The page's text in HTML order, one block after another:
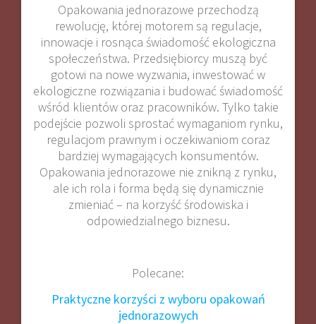
Opakowania jednorazowe przechodzą
rewolucję, której motorem są regulacje,
innowacje i rosnąca świadomość ekologiczna
społeczeństwa. Przedsiębiorcy muszą być
gotowi na nowe wyzwania, inwestować w
ekologiczne rozwiązania i budować świadomość
wśród klientów oraz pracowników. Tylko takie
podejście pozwoli sprostać wymaganiom rynku,
regulacjom prawnym i oczekiwaniom coraz
bardziej wymagających konsumentów.
Opakowania jednorazowe nie znikną z rynku,
ale ich rola i forma będą się dynamicznie
zmieniać – na korzyść środowiska i
odpowiedzialnego biznesu.
Polecane:
Praktyczne korzyści z wyboru opakowań
jednorazowych